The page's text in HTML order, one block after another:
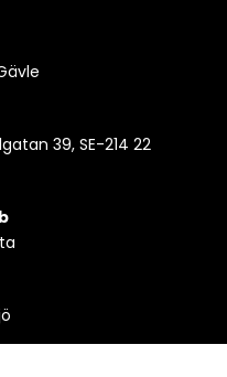
39, SE-214 22